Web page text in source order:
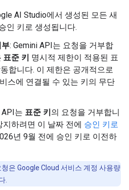
AI Studio에서 생성된 모든 새
인 키로 생성됩니다.
: Gemini API는 요청을 거부합
표준 키 명시적 제한이 적용된 표
합니다. 이 제한은 공개적으로
스에 연결될 수 있는 키의 무단
API는 표준 키의 요청을 거부합니
지하려면 이 날짜 전에 승인 키로
년 9월 전에 승인 키로 이전하
은 Google Cloud 서비스 계정 사용량
.